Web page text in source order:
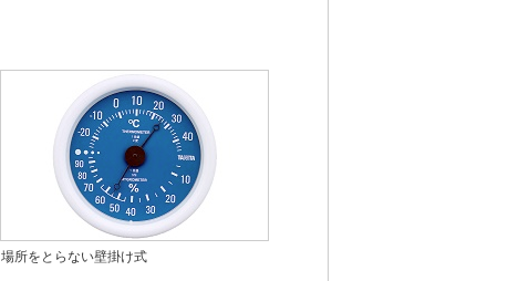
場所をとらない壁掛け式